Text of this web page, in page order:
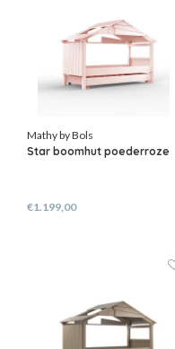
Mathy by Bols
Star boomhut poederroze
€1.199,00